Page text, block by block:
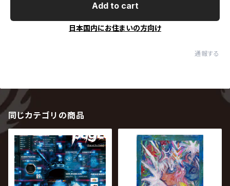
Add to cart
日本国内にお住まいの方向け
通報する
同じカテゴリの商品